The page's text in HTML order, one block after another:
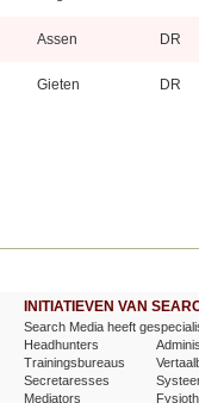
Assen DR
Gieten DR
INITIATIEVEN VAN
Search Media heeft
Headhunters
Trainingsbureaus
Secretaresses
Mediators